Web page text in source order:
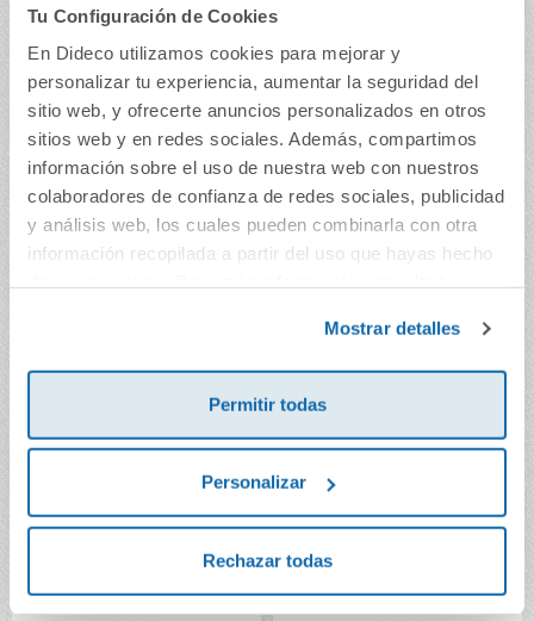
Tu Configuración de Cookies
En Dideco utilizamos cookies para mejorar y
personalizar tu experiencia, aumentar la seguridad del
sitio web, y ofrecerte anuncios personalizados en otros
sitios web y en redes sociales. Además, compartimos
información sobre el uso de nuestra web con nuestros
colaboradores de confianza de redes sociales, publicidad
y análisis web, los cuales pueden combinarla con otra
información recopilada a partir del uso que hayas hecho
Mostrar detalles
Permitir todas
Personalizar
Rechazar todas
El link de la ortografia
5º
4,77€
Comprar
4º
4,77€
Comprar
El link del arte de
El link del arte de